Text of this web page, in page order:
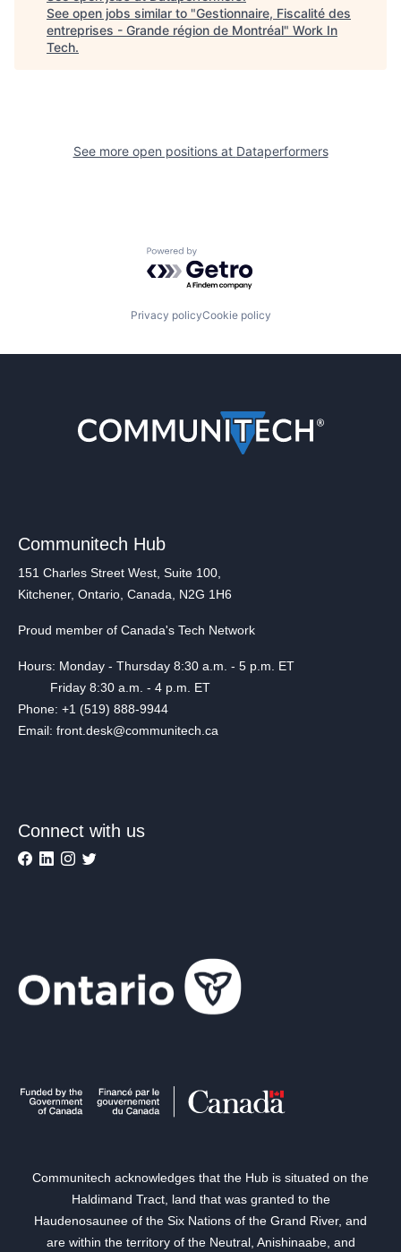
See open jobs similar to "Gestionnaire, Fiscalité des
entreprises - Grande région de Montréal" Work In
Tech.
See more open positions at Dataperformers
Powered by Getro.com
Privacy policyCookie policy
Communitech Hub
151 Charles Street West, Suite 100,
Kitchener, Ontario, Canada, N2G 1H6
Proud member of Canada's Tech Network
Hours: Monday - Thursday 8:30 a.m. - 5 p.m. ET
Friday 8:30 a.m. - 4 p.m. ET
Phone: +1 (519) 888-9944
Email: front.desk@communitech.ca
Connect with us
Communitech acknowledges that the Hub is situated on the
Haldimand Tract, land that was granted to the
Haudenosaunee of the Six Nations of the Grand River, and
are within the territory of the Neutral, Anishinaabe, and